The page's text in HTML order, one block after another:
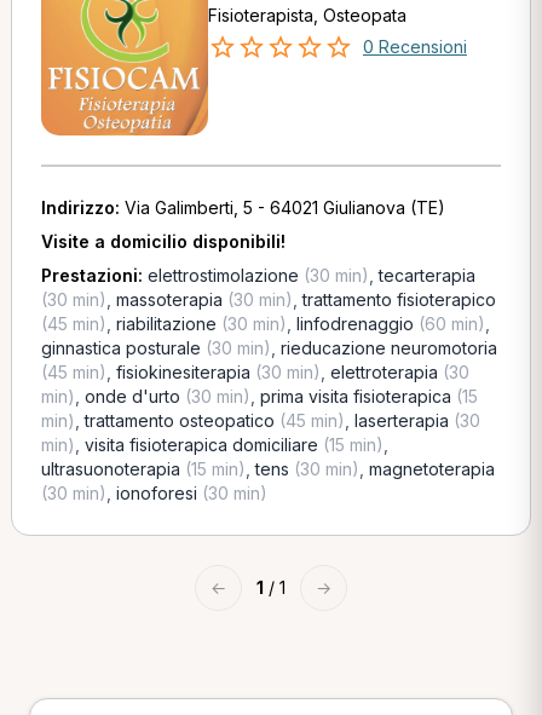
Fisioterapista, Osteopata
0 Recensioni
Indirizzo: Via Galimberti, 5 - 64021 Giulianova (TE)
Visite a domicilio disponibili!
Prestazioni: elettrostimolazione (30 min) ,tecarterapia
(30 min) massoterapia (30 min) ,trattamento fisioterapico
(45 min) riabilitazione (30 min) linfodrenaggio (60 min)
ginnastica posturale (30 min) rieducazione neuromotoria
(45 min) fisiokinesiterapia (30 min) elettroterapia (30
min) onde d'urto (30 min) prima visita fisioterapica (15
min) ,trattamento osteopatico (45 min) laserterapia (30
min) visita fisioterapica domiciliare (15 min)
ultrasuonoterapia (15 min) ,tens (30 min) magnetoterapia
(30 min) ionoforesi (30 min)
← 1 / 1 →